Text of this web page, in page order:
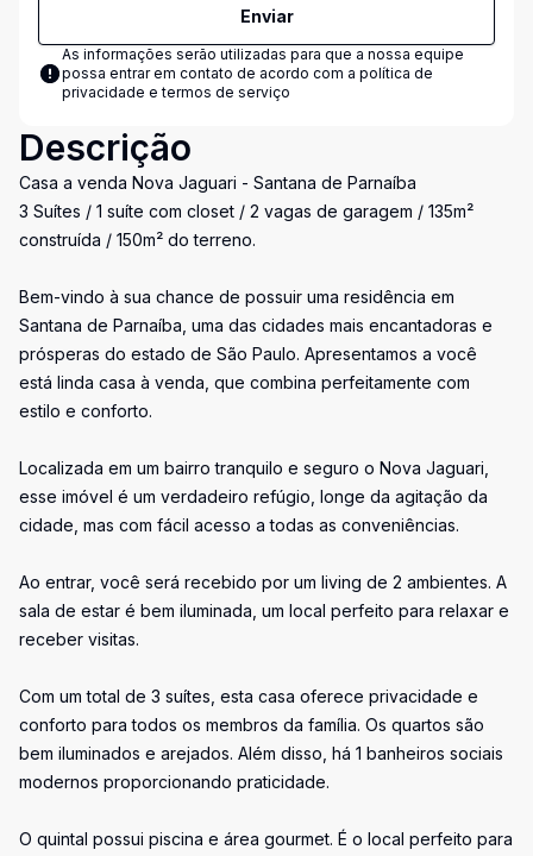
Enviar
As informações serão utilizadas para que a nossa equipe
possa entrar em contato de acordo com a política de
privacidade e termos de serviço
Descrição
Casa a venda Nova Jaguari - Santana de Parnaíba
3 Suítes / 1 suíte com closet / 2 vagas de garagem / 135m²
construída / 150m² do terreno.
Bem-vindo à sua chance de possuir uma residência em
Santana de Parnaíba, uma das cidades mais encantadoras e
prósperas do estado de São Paulo. Apresentamos a você
está linda casa à venda, que combina perfeitamente com
estilo e conforto.
Localizada em um bairro tranquilo e seguro o Nova Jaguari,
esse imóvel é um verdadeiro refúgio, longe da agitação da
cidade, mas com fácil acesso a todas as conveniências.
Ao entrar, você será recebido por um living de 2 ambientes. A
sala de estar é bem iluminada, um local perfeito para relaxar e
receber visitas.
Com um total de 3 suítes, esta casa oferece privacidade e
conforto para todos os membros da família. Os quartos são
bem iluminados e arejados. Além disso, há 1 banheiros sociais
modernos proporcionando praticidade.
O quintal possui piscina e área gourmet. É o local perfeito para